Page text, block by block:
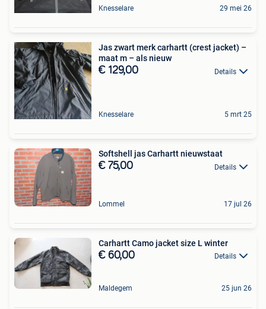
Knesselare 29 mei 26
Jas zwart merk carhartt (crest jacket) –
maat m – als nieuw
€ 129,00 Details
Knesselare 5 mrt 25
Softshell jas Carhartt nieuwstaat
€ 75,00 Details
Lommel 17 jul 26
Carhartt Camo jacket size L winter
€ 60,00 Details
Maldegem 25 jun 26